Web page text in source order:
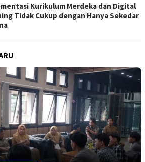
Kurikulum Merdeka dan Digital
Tidak Cukup dengan Hanya Sekedar